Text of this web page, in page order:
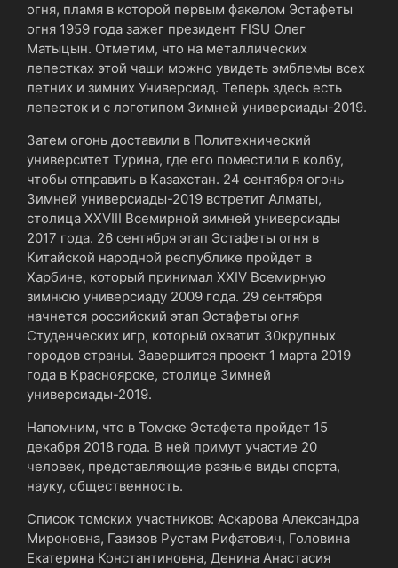
огня, пламя в которой первым факелом Эстафеты
огня 1959 года зажег президент FISU Олег
Матыцын. Отметим, что на металлических
лепестках этой чаши можно увидеть эмблемы всех
летних и зимних Универсиад. Теперь здесь есть
лепесток и с логотипом Зимней универсиады-2019.
Затем огонь доставили в Политехнический
университет Турина, где его поместили в колбу,
чтобы отправить в Казахстан. 24 сентября огонь
Зимней универсиады-2019 встретит Алматы,
столица XXVIII Всемирной зимней универсиады
2017 года. 26 сентября этап Эстафеты огня в
Китайской народной республике пройдет в
Харбине, который принимал XXIV Всемирную
зимнюю универсиаду 2009 года. 29 сентября
начнется российский этап Эстафеты огня
Студенческих игр, который охватит 30крупных
городов страны. Завершится проект 1 марта 2019
года в Красноярске, столице Зимней
универсиады-2019.
Напомним, что в Томске Эстафета пройдет 15
декабря 2018 года. В ней примут участие 20
человек, представляющие разные виды спорта,
науку, общественность.
Список томских участников: Аскарова Александра
Мироновна, Газизов Рустам Рифатович, Головина
Екатерина Константиновна, Денина Анастасия